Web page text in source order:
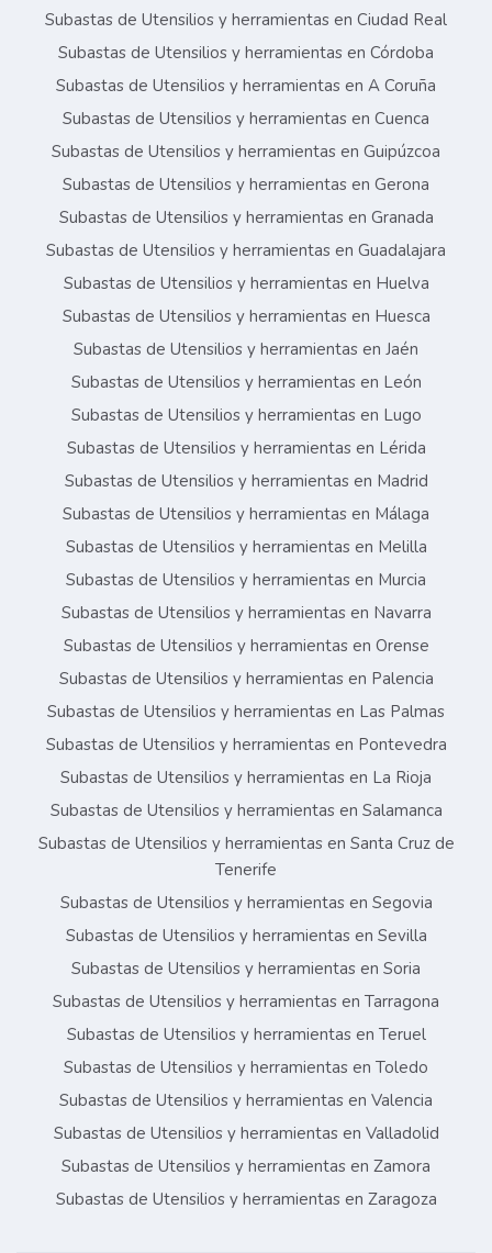
Subastas de Utensilios y herramientas en Ciudad Real
Subastas de Utensilios y herramientas en Córdoba
Subastas de Utensilios y herramientas en A Coruña
Subastas de Utensilios y herramientas en Cuenca
Subastas de Utensilios y herramientas en Guipúzcoa
Subastas de Utensilios y herramientas en Gerona
Subastas de Utensilios y herramientas en Granada
Subastas de Utensilios y herramientas en Guadalajara
Subastas de Utensilios y herramientas en Huelva
Subastas de Utensilios y herramientas en Huesca
Subastas de Utensilios y herramientas en Jaén
Subastas de Utensilios y herramientas en León
Subastas de Utensilios y herramientas en Lugo
Subastas de Utensilios y herramientas en Lérida
Subastas de Utensilios y herramientas en Madrid
Subastas de Utensilios y herramientas en Málaga
Subastas de Utensilios y herramientas en Melilla
Subastas de Utensilios y herramientas en Murcia
Subastas de Utensilios y herramientas en Navarra
Subastas de Utensilios y herramientas en Orense
Subastas de Utensilios y herramientas en Palencia
Subastas de Utensilios y herramientas en Las Palmas
Subastas de Utensilios y herramientas en Pontevedra
Subastas de Utensilios y herramientas en La Rioja
Subastas de Utensilios y herramientas en Salamanca
Subastas de Utensilios y herramientas en Santa Cruz de
Tenerife
Subastas de Utensilios y herramientas en Segovia
Subastas de Utensilios y herramientas en Sevilla
Subastas de Utensilios y herramientas en Soria
Subastas de Utensilios y herramientas en Tarragona
Subastas de Utensilios y herramientas en Teruel
Subastas de Utensilios y herramientas en Toledo
Subastas de Utensilios y herramientas en Valencia
Subastas de Utensilios y herramientas en Valladolid
Subastas de Utensilios y herramientas en Zamora
Subastas de Utensilios y herramientas en Zaragoza